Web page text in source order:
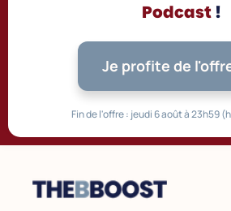
Podcast!
Je profite de
Fin de l'offre : jeudi 6 août à 23h59